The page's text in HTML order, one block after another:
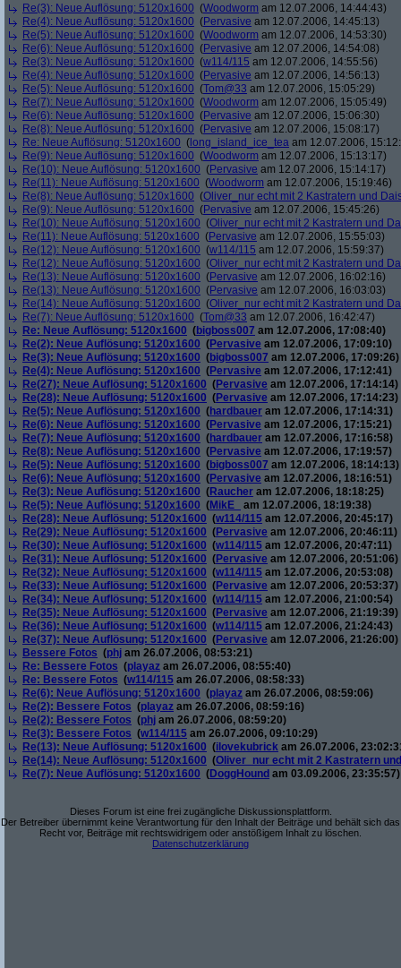
Re(3): Neue Auflösung: 5120x1600 (Woodworm am 12.07.2006, 14:44:43)
Re(4): Neue Auflösung: 5120x1600 (Pervasive am 12.07.2006, 14:45:13)
Re(5): Neue Auflösung: 5120x1600 (Woodworm am 12.07.2006, 14:53:30)
Re(6): Neue Auflösung: 5120x1600 (Pervasive am 12.07.2006, 14:54:08)
Re(3): Neue Auflösung: 5120x1600 (w114/115 am 12.07.2006, 14:55:56)
Re(4): Neue Auflösung: 5120x1600 (Pervasive am 12.07.2006, 14:56:13)
Re(5): Neue Auflösung: 5120x1600 (Tom@33 am 12.07.2006, 15:05:29)
Re(7): Neue Auflösung: 5120x1600 (Woodworm am 12.07.2006, 15:05:49)
Re(6): Neue Auflösung: 5120x1600 (Pervasive am 12.07.2006, 15:06:30)
Re(8): Neue Auflösung: 5120x1600 (Pervasive am 12.07.2006, 15:08:17)
Re: Neue Auflösung: 5120x1600 ( long_island_ice_tea am 12.07.2006,
Re(9): Neue Auflösung: 5120x1600 (Woodworm am 12.07.2006, 15:13:17)
Re(10): Neue Auflösung: 5120x1600 (Pervasive am 12.07.2006, 15:14:17)
Re(11): Neue Auflösung: 5120x1600 (Woodworm am 12.07.2006, 15:19:46)
Re(8): Neue Auflösung: 5120x1600 (Oliver_nur echt mit 2 Kastratern und
Re(9): Neue Auflösung: 5120x1600 (Pervasive am 12.07.2006, 15:45:26)
Re(10): Neue Auflösung: 5120x1600 (Oliver_nur echt mit 2 Kastratern und
Re(11): Neue Auflösung: 5120x1600 (Pervasive am 12.07.2006, 15:55:03)
Re(12): Neue Auflösung: 5120x1600 (w114/115 am 12.07.2006, 15:59:37)
Re(12): Neue Auflösung: 5120x1600 (Oliver_nur echt mit 2 Kastratern und
Re(13): Neue Auflösung: 5120x1600 (Pervasive am 12.07.2006, 16:02:16)
Re(13): Neue Auflösung: 5120x1600 (Pervasive am 12.07.2006, 16:03:03)
Re(14): Neue Auflösung: 5120x1600 (Oliver_nur echt mit 2 Kastratern und
Re(7): Neue Auflösung: 5120x1600 (Tom@33 am 12.07.2006, 16:42:47)
Re: Neue Auflösung: 5120x1600 (bigboss007 am 12.07.2006, 17:08:40)
Re(2): Neue Auflösung: 5120x1600 (Pervasive am 12.07.2006, 17:09:10)
Re(3): Neue Auflösung: 5120x1600 (bigboss007 am 12.07.2006, 17:09:26)
Re(4): Neue Auflösung: 5120x1600 (Pervasive am 12.07.2006, 17:12:41)
Re(27): Neue Auflösung: 5120x1600 (Pervasive am 12.07.2006, 17:14:14)
Re(28): Neue Auflösung: 5120x1600 (Pervasive am 12.07.2006, 17:14:23)
Re(5): Neue Auflösung: 5120x1600 (hardbauer am 12.07.2006, 17:14:31)
Re(6): Neue Auflösung: 5120x1600 (Pervasive am 12.07.2006, 17:15:21)
Re(7): Neue Auflösung: 5120x1600 (hardbauer am 12.07.2006, 17:16:58)
Re(8): Neue Auflösung: 5120x1600 (Pervasive am 12.07.2006, 17:19:57)
Re(5): Neue Auflösung: 5120x1600 (bigboss007 am 12.07.2006, 18:14:13)
Re(6): Neue Auflösung: 5120x1600 (Pervasive am 12.07.2006, 18:16:51)
Re(3): Neue Auflösung: 5120x1600 (Raucher am 12.07.2006, 18:18:25)
Re(5): Neue Auflösung: 5120x1600 (MikE_
am 12.07.2006, 18:19:38)
Re(28): Neue Auflösung: 5120x1600 (w114/115 am 12.07.2006, 20:45:17)
Re(29): Neue Auflösung: 5120x1600 (Pervasive am 12.07.2006, 20:46:11)
Re(30): Neue Auflösung: 5120x1600 (w114/115 am 12.07.2006, 20:47:11)
Re(31): Neue Auflösung: 5120x1600 (Pervasive am 12.07.2006, 20:51:06)
Re(32): Neue Auflösung: 5120x1600 (w114/115 am 12.07.2006, 20:53:08)
Re(33): Neue Auflösung: 5120x1600 (Pervasive am 12.07.2006, 20:53:37)
Re(34): Neue Auflösung: 5120x1600 (w114/115 am 12.07.2006, 21:00:54)
Re(35): Neue Auflösung: 5120x1600 (Pervasive am 12.07.2006, 21:19:39)
Re(36): Neue Auflösung: 5120x1600 (w114/115 am 12.07.2006, 21:24:43)
Re(37): Neue Auflösung: 5120x1600 (Pervasive am 12.07.2006, 21:26:00)
Bessere Fotos (phj am 26.07.2006, 08:53:21)
Re: Bessere Fotos (playaz am 26.07.2006, 08:55:40)
Re: Bessere Fotos (w114/115 am 26.07.2006, 08:58:33)
Re(6): Neue Auflösung: 5120x1600 (playaz am 26.07.2006, 08:59:06)
Re(2): Bessere Fotos (playaz am 26.07.2006, 08:59:16)
Re(2): Bessere Fotos (phj am 26.07.2006, 08:59:20)
Re(3): Bessere Fotos (w114/115 am 26.07.2006, 09:10:29)
Re(13): Neue Auflösung: 5120x1600 (ilovekubrick am 26.07.2006,
Re(14): Neue Auflösung: 5120x1600 (Oliver_nur echt mit 2 Kastratern
Re(7): Neue Auflösung: 5120x1600 (DoggHound am 03.09.2006, 23:35:57)
Dieses Forum ist eine frei zugängliche Diskussionsplattform.
Der Betreiber übernimmt keine Verantwortung für den Inhalt der Beiträge und behält sich das
Recht vor, Beiträge mit rechtswidrigem oder anstößigem Inhalt zu löschen.
Datenschutzerklärung